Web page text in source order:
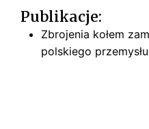
Publikacje:
Zbrojenia kołem
polskiego